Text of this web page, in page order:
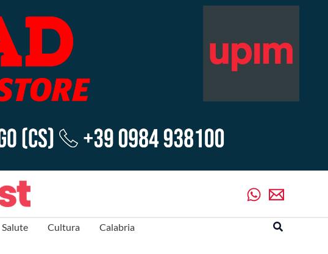
Salute Cultura Calabria Cerca